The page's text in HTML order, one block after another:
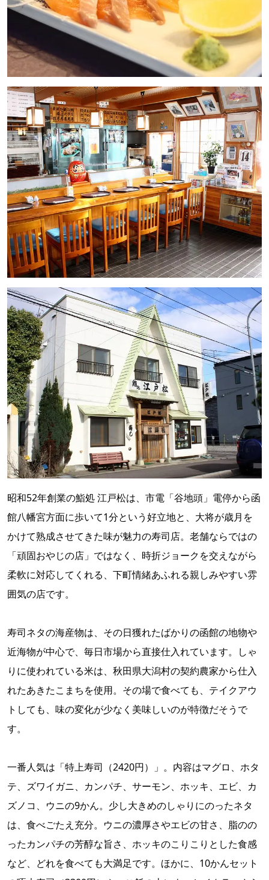
昭和52年創業の鮨処 江戸松は、市電「谷地頭」電停から函
館八幡宮方面に歩いて1分という好立地と、大将が歳月を
かけて熟成させてきた味が魅力の寿司店。老舗ならではの
「頑固おやじの店」ではなく、時折ジョークを交えながら
柔軟に対応してくれる、下町情緒あふれる親しみやすい雰
囲気の店です。
寿司ネタの海産物は、その日獲れたばかりの函館の地物や
近海物が中心で、毎日市場から直接仕入れています。しゃ
りに使われている米は、秋田県大潟村の契約農家から仕入
れたあきたこまちを使用。その場で食べても、テイクアウ
トしても、味の変化が少なく美味しいのが特徴だそうで
す。
一番人気は「特上寿司（2420円）」。内容はマグロ、ホタ
テ、ズワイガニ、カンパチ、サーモン、ホッキ、エビ、カ
ズノコ、ウニの9かん。少し大きめのしゃりにのったネタ
は、食べごたえ充分。ウニの濃厚さやエビの甘さ、脂のの
ったカンパチの芳醇な旨さ、ホッキのこりこりとした食感
など、どれを食べても大満足です。ほかに、10かんセット